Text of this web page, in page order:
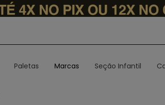
Paletas Marcas Seção Infantil